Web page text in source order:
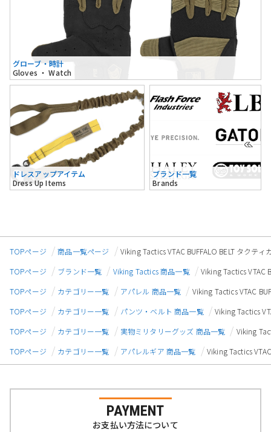
グローブ・時計
Gloves ・ Watch
ドレスアップアイテム
Dress Up Items
ブランド一覧
Brands
TOPページ 商品一覧ページ
Viking Tactics VTAC BUFFALO BELT タクテ
TOPページ
ブランド一覧 Viking Tactics 商品一覧
Viking Tactics VTAC
TOPページ
カテゴリー一覧 アパレル 商品一覧
Viking Tactics VTAC
TOPページ
カテゴリー一覧 パンツ・ベルト 商品一覧
Viking Tactics
TOPページ
カテゴリー一覧 実物ミリタリーグッズ 商品一覧
Viking
TOPページ
カテゴリー一覧 アパレルギア 商品一覧 Viking Tactics
PAYMENT
お支払い方法について